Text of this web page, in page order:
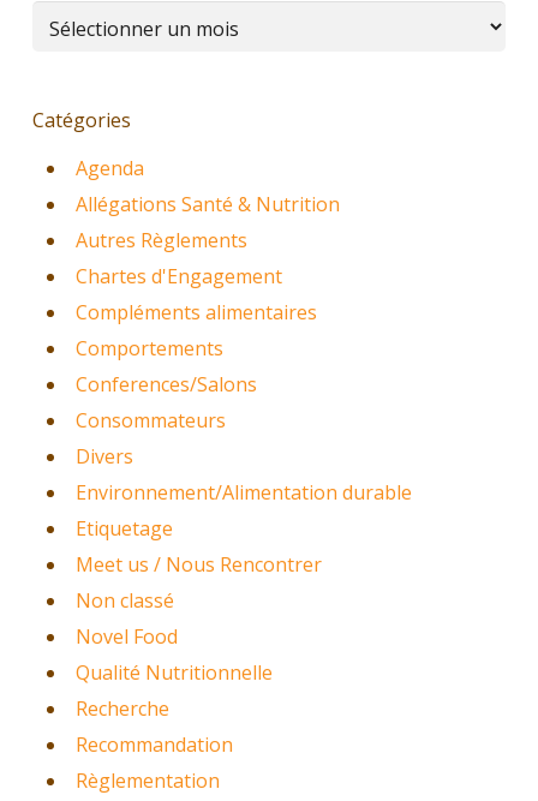
Archives
Catégories
Agenda
Allégations Santé & Nutrition
Autres Règlements
Chartes d'Engagement
Compléments alimentaires
Comportements
Conferences/Salons
Consommateurs
Divers
Environnement/Alimentation durable
Etiquetage
Meet us / Nous Rencontrer
Non classé
Novel Food
Qualité Nutritionnelle
Recherche
Recommandation
Règlementation